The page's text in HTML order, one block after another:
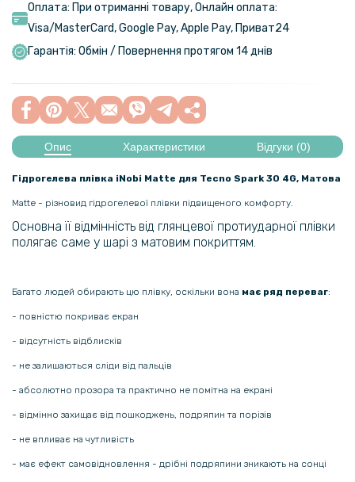
99 грн
179 грн
Прозорий силіконовий чохол для Tecno Pova 3
152 грн
179 грн
Матовий чохол Silicone Matted накладка для Tecno Pop 7 / Pop 7 Pro
Матовий чохол-накладка TPU для Tecno Pova Neo 3, Black
179 грн
152 грн
179 грн
Прозорий силіконовий чохол для Tecno Spark Go 2024​
161 грн
Оплата: При отриманні товару, Онлайн оплата:
Visa/MasterСard, Google Pay, Apple Pay, Приват24
Гарантія: Обмін / Повернення протягом 14 днів
Опис Характеристики Відгуки (0)
Гідрогелева плівка iNobi Matte для Tecno Spark 30 4G, Матова
Matte - різновид гідрогелевої плівки підвищеного комфорту.
Основна її відмінність від глянцевої протиударної плівки
полягає саме у шарі з матовим покриттям.
Багато людей обирають цю плівку, оскільки вона має ряд переваг:
- повністю покриває екран
- відсутність відблисків
- не залишаються сліди від пальців
- абсолютно прозора та практично не помітна на екрані
- відмінно захищає від пошкоджень, подряпин та порізів
- не впливає на чутливість
- має ефект самовідновлення - дрібні подряпини зникають на сонці